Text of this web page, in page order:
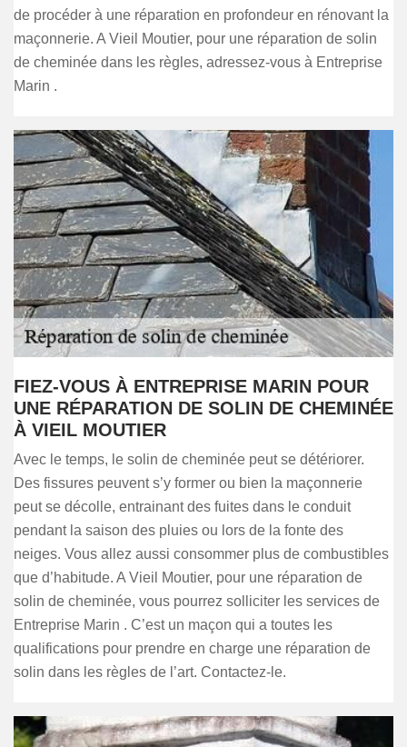
de procéder à une réparation en profondeur en rénovant la
maçonnerie. A Vieil Moutier, pour une réparation de solin
de cheminée dans les règles, adressez-vous à Entreprise
Marin .
FIEZ-VOUS À ENTREPRISE MARIN POUR
UNE RÉPARATION DE SOLIN DE CHEMINÉE
À VIEIL MOUTIER
Avec le temps, le solin de cheminée peut se détériorer.
Des fissures peuvent s’y former ou bien la maçonnerie
peut se décolle, entrainant des fuites dans le conduit
pendant la saison des pluies ou lors de la fonte des
neiges. Vous allez aussi consommer plus de combustibles
que d’habitude. A Vieil Moutier, pour une réparation de
solin de cheminée, vous pourrez solliciter les services de
Entreprise Marin . C’est un maçon qui a toutes les
qualifications pour prendre en charge une réparation de
solin dans les règles de l’art. Contactez-le.